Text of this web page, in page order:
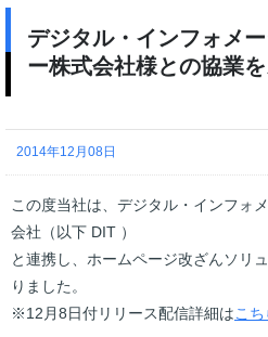
デジタル・インフォメ
ー株式会社様との協業を
2014年12月08日
この度当社は、デジタル・インフォ
会社（以下 DIT ）
と連携し、ホームページ改ざんソリ
りました。
※12月8日付リリース配信詳細はこち